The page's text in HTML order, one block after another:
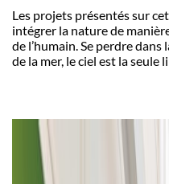
Les projets présentés sur
intégrer la nature de maniè
de l’humain. Se perdre
de la mer, le ciel est la seule